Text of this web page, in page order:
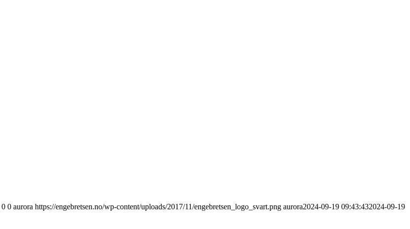
0 0 aurora https://engebretsen.no/wp-content/uploads/2017/11/engebretsen_logo_svart.png aurora2024-09-19 09:43:432024-09-19